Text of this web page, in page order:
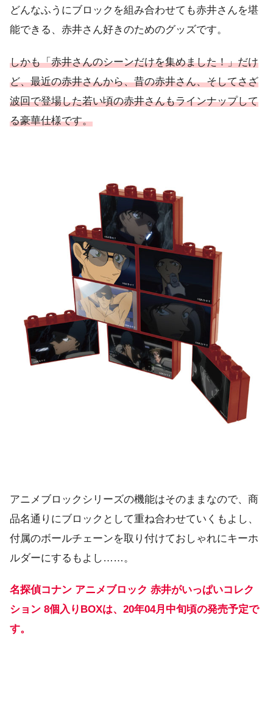
どんなふうにブロックを組み合わせても赤井さんを堪
能できる、赤井さん好きのためのグッズです。
しかも「赤井さんのシーンだけを集めました！」だけ
ど、最近の赤井さんから、昔の赤井さん、そしてさざ
波回で登場した若い頃の赤井さんもラインナップして
る豪華仕様です。
アニメブロックシリーズの機能はそのままなので、商
品名通りにブロックとして重ね合わせていくもよし、
付属のボールチェーンを取り付けておしゃれにキーホ
ルダーにするもよし……。
名探偵コナン アニメブロック 赤井がいっぱいコレク
ション 8個入りBOXは、20年04月中旬頃の発売予定で
す。